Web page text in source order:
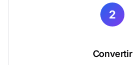
2
Convertir